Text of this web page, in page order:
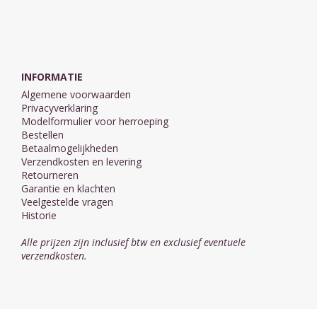
INFORMATIE
Algemene voorwaarden
Privacyverklaring
Modelformulier voor herroeping
Bestellen
Betaalmogelijkheden
Verzendkosten en levering
Retourneren
Garantie en klachten
Veelgestelde vragen
Historie
Alle prijzen zijn inclusief btw en exclusief eventuele
verzendkosten.